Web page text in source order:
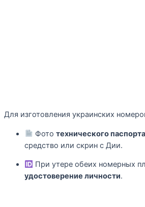
Для изготовления украинских
Фото технического паспорта
средство или скрин с Дии.
При утере обеих номерных
удостоверение личности.